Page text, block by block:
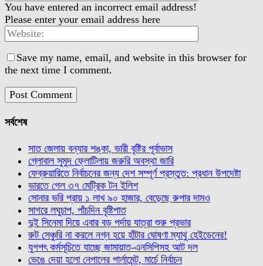
You have entered an incorrect email address!
Please enter your email address here
Save my name, email, and website in this browser for
the next time I comment.
সর্বশেষ
সাত জেলায় বন্যার শঙ্কা, ভারী বৃষ্টির পূর্বাভাস
গ্লোবাল সুমুদ ফ্লোটিলায় জরুরি অবস্থা জারি
ফেব্রুয়ারিতে নির্বাচনের জন্য দেশ সম্পূর্ণ প্রস্তুত: প্রধান উপদেষ্টা
ভারতে গেল ৩৭ মেট্রিক টন ইলিশ
সোনার ভরি প্রায় ১ লাখ ৯০ হাজার, বেড়েছে রুপার দামও
সাগরে লঘুচাপ, পাঁচদিন বৃষ্টিপাত
দুই সিনেমা দিয়ে এবার বড় পর্দায় যাত্রা শুরু প্রভার
রুট সেঞ্চুরি না করলে নগ্ন হয়ে হাঁটার ঘোষণা ম্যাথু হেইডেনের!
যুগপৎ কর্মসূচিতে যাচ্ছে জামায়াত-এনসিপিসহ আট দল
ভেঙে দেয়া হলো নেপালের পার্লামেন্ট, মার্চে নির্বাচন